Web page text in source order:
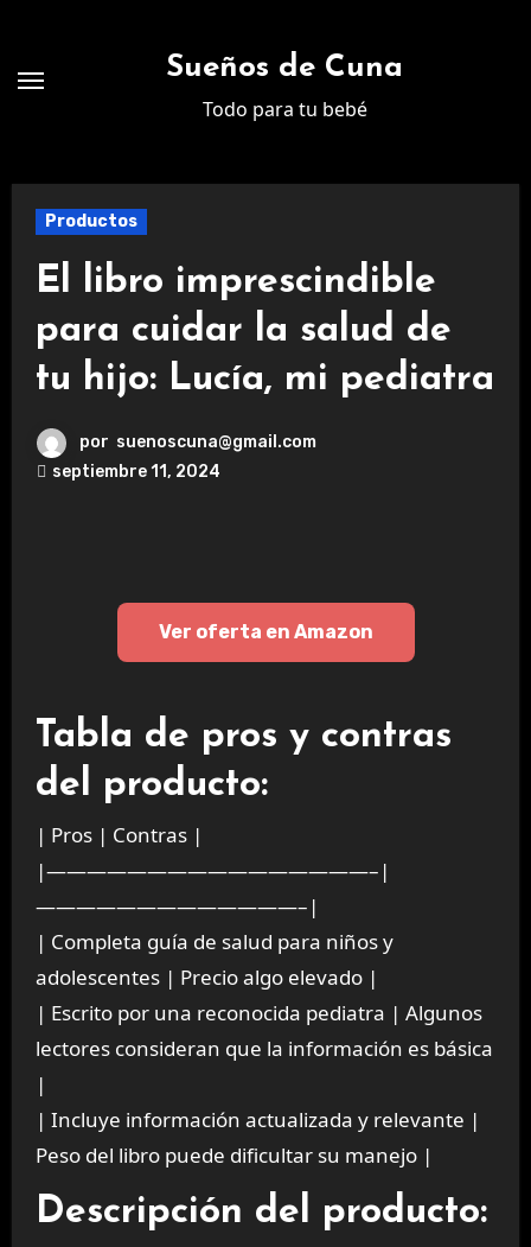
contenido
Sueños de Cuna
Todo para tu bebé
Productos
El libro imprescindible
para cuidar la salud de
tu hijo: Lucía, mi pediatra
por suenoscuna@gmail.com
septiembre 11, 2024
Ver oferta en Amazon
Tabla de pros y contras
del producto:
| Pros | Contras |
|————————————————–|
—————————————–|
| Completa guía de salud para niños y
adolescentes | Precio algo elevado |
| Escrito por una reconocida pediatra | Algunos
lectores consideran que la información es básica
|
| Incluye información actualizada y relevante |
Peso del libro puede dificultar su manejo |
Descripción del producto: